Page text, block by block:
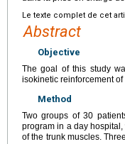
Le texte complet de cet
Abstract
Objective
The goal of this study
isokinetic reinforcement
Method
Two groups of 30
program in a day
of the trunk muscles.